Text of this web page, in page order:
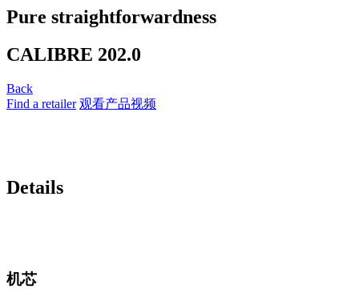
Pure straightforwardness
CALIBRE 202.0
Back
Find a retailer 观看产品视频
Details
机芯